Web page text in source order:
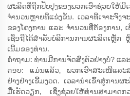
ຜະລິດທີ່ຖືກປັບປຸງຂອງພວກເຮົາຊ່ວຍໃຫ້ມີ
ຈຳນວນຫຼາຍທີ່ແຂ່ງຂັນ. ເວລາທີ່ເຈາະຈົງ
ຂອງໂຄງການ ແລະ ຈຳນວນທີ່ຕ້ອງການ,
ເຊື່ອຖືໄດ້ສຳລັບບໍລິການການຜະລິດເຫຼັກ
ເນີ້ມຂອງທ່ານ.
ຄຳຖາມ: ທ່ານມີການຈັດສົ່ງຕົວຢ່າງບໍ່? ແລ
ຕອບ: ແມ່ນແລ້ວ, ພວກເຮົາສະເໜີແລະ
ຢ່າງຢ່າງເຂີ້ມງວດ. ເວລານຳເຂົ້າສູ່ການຜ
ມື້ເຮັດວຽກ, ເຊິ່ງຊ່ວຍໃຫ້ທ່ານສາມາດ